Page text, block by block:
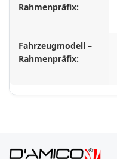
Rahmenpräfix:
Fahrzeugmodell –
Rahmenpräfix: